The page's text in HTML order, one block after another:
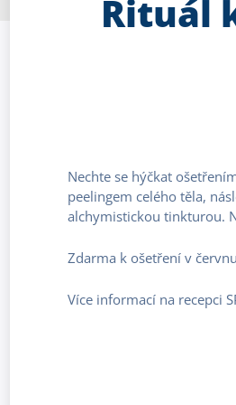
Rituál
Nechte se hýčkat
peelingem celého těla,
alchymistickou tinkturou.
Zdarma k ošetření v
Více informací na recepci